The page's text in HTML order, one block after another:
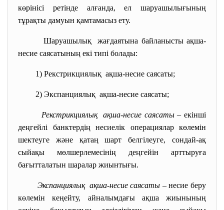
көрінісі ретінде алғанда, ел шаруашылығының
тұрақты дамуын қамтамасыз ету.
Шаруашылық жағдаятына байланысты ақша-
несие саясатының екі типі болады:
1) Рекстрикциялық ақша-несие саясаты;
2) Экспанциялық ақша-несие саясаты;
Рекстрикциялық ақша-несие саясаты– екінші
деңгейлі банктердің несиелік операциялар көлемін
шектеуге және қатаң шарт белгілеуге, сондай-ақ
сыйақы мөлшерлемесінің деңгейін арттыруға
бағытталатын шаралар жиынтығы.
Экспанциялық ақша-несие саясаты – несие беру
көлемін кеңейту, айналымдағы ақша жиынының